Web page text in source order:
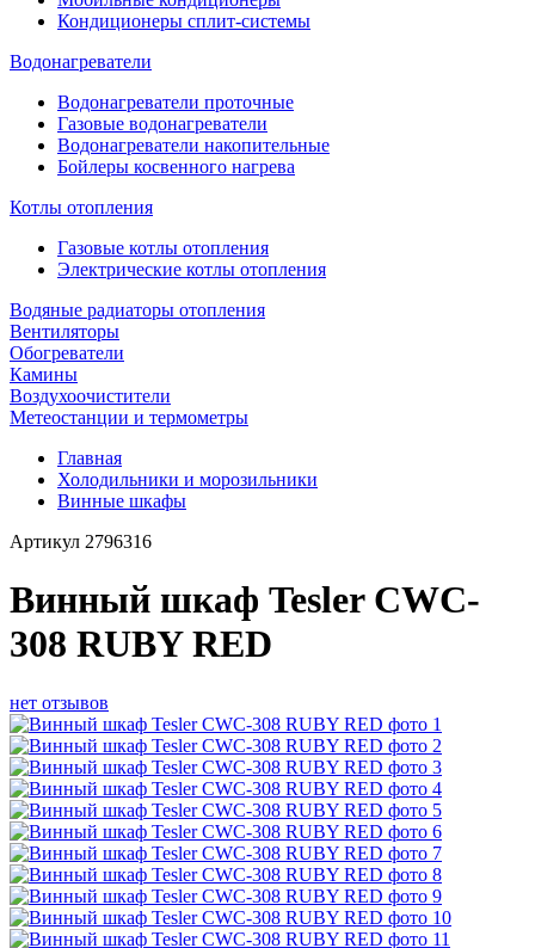
Кондиционеры сплит-системы
Водонагреватели
Водонагреватели проточные
Газовые водонагреватели
Водонагреватели накопительные
Бойлеры косвенного нагрева
Котлы отопления
Газовые котлы отопления
Электрические котлы отопления
Водяные радиаторы отопления
Вентиляторы
Обогреватели
Камины
Воздухоочистители
Метеостанции и термометры
Главная
Холодильники и морозильники
Винные шкафы
Артикул 2796316
Винный шкаф Tesler CWC-
308 RUBY RED
нет отзывов